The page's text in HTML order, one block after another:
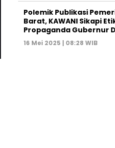
Polemik Publikasi
Barat, KAWANI Sikapi
Propaganda Gubernur
16 Mei 2025 | 08:28 WIB